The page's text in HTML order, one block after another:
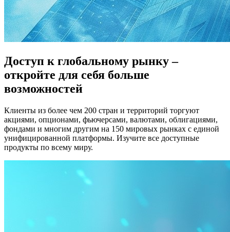
Доступ к глобальному рынку –
откройте для себя больше
возможностей
Клиенты из более чем 200 стран и территорий торгуют
акциями, опционами, фьючерсами, валютами, облигациями,
фондами и многим другим на 150 мировых рынках с единой
унифицированной платформы. Изучите все доступные
продукты по всему миру.